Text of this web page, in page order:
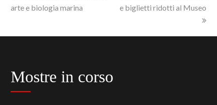
arte e biologia marina
e biglietti ridotti al Museo
Mostre in corso